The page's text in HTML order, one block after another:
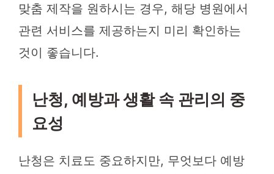
맞춤 제작을 원하시는 경우, 해당 병원에서
관련 서비스를 제공하는지 미리 확인하는
것이 좋습니다.
난청, 예방과 생활 속 관리의 중
요성
난청은 치료도 중요하지만, 무엇보다 예방